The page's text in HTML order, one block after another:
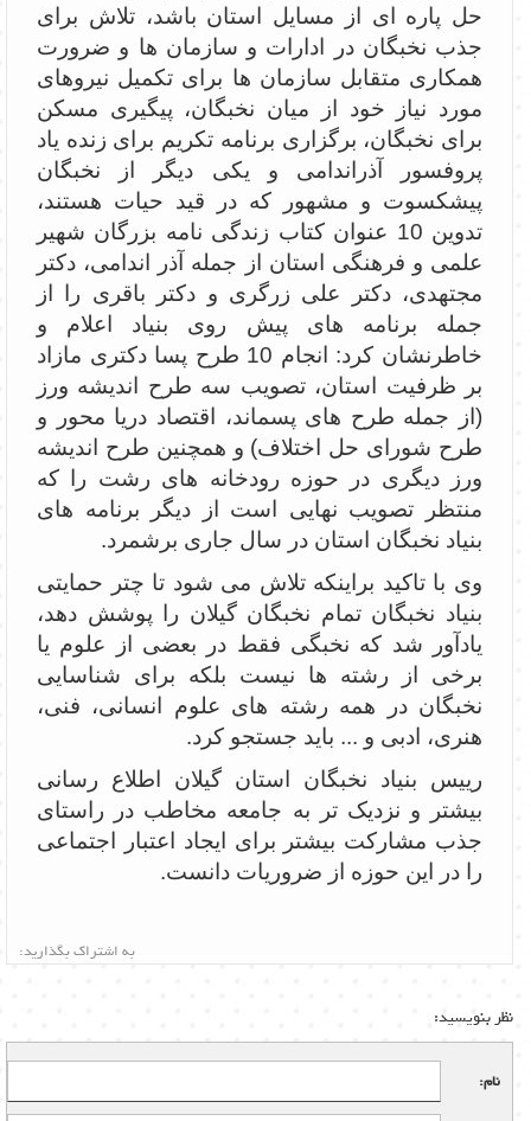
حل پاره ای از مسایل استان باشد، تلاش برای
جذب نخبگان در ادارات و سازمان ها و ضرورت
همکاری متقابل سازمان ها برای تکمیل نیروهای
مورد نیاز خود از میان نخبگان، پیگیری مسکن
برای نخبگان، برگزاری برنامه تکریم برای زنده یاد
پروفسور آذراندامی و یکی دیگر از نخبگان
پیشکسوت و مشهور که در قید حیات هستند،
تدوین 10 عنوان کتاب زندگی نامه بزرگان شهیر
علمی و فرهنگی استان از جمله آذر اندامی، دکتر
مجتهدی، دکتر علی زرگری و دکتر باقری را از
جمله برنامه های پیش روی بنیاد اعلام و
خاطرنشان کرد: انجام 10 طرح پسا دکتری مازاد
بر ظرفیت استان، تصویب سه طرح اندیشه ورز
(از جمله طرح های پسماند، اقتصاد دریا محور و
طرح شورای حل اختلاف) و همچنین طرح اندیشه
ورز دیگری در حوزه رودخانه های رشت را که
منتظر تصویب نهایی است از دیگر برنامه های
بنیاد نخبگان استان در سال جاری برشمرد.
وی با تاکید براینکه تلاش می شود تا چتر حمایتی
بنیاد نخبگان تمام نخبگان گیلان را پوشش دهد،
یادآور شد که نخبگی فقط در بعضی از علوم یا
برخی از رشته ها نیست بلکه برای شناسایی
نخبگان در همه رشته های علوم انسانی، فنی،
هنری، ادبی و ... باید جستجو کرد.
رییس بنیاد نخبگان استان گیلان اطلاع رسانی
بیشتر و نزدیک تر به جامعه مخاطب در راستای
جذب مشارکت بیشتر برای ایجاد اعتبار اجتماعی
را در این حوزه از ضروریات دانست.
به اشتراک بگذارید:
نظر بنویسید:
نام: